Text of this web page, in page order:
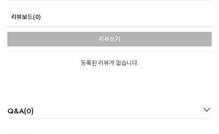
리뷰보드(0)
리뷰쓰기
등록된 리뷰가 없습니다.
Q&A(0)